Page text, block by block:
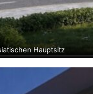
Hauptsitz